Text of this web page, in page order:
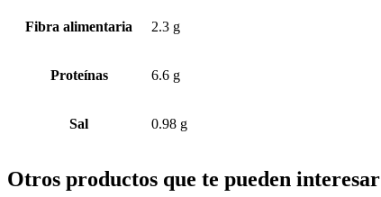
Fibra alimentaria 2.3 g
Proteínas 6.6 g
Sal 0.98 g
Otros productos que te pueden interesar